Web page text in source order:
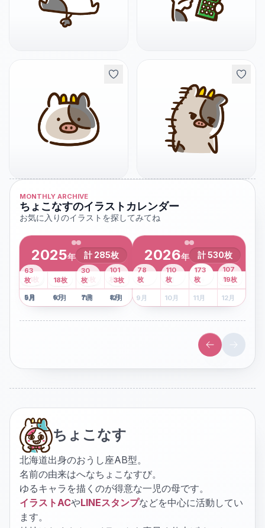
MONTHLY ARCHIVE
ちょこなすのイラストカレンダー
お気に入りのイラストを探してみてね
2025年 計 285枚
1月
2枚 2月 3月 4月
8枚
5月
41 枚
6月
13枚
7月
6枚
8月
101
枚
9月
63
枚
10月
18枚
11月
30
枚
12月
3枚
2026年 計530枚
1月 2月 3月
43
枚
4月
107
枚
5 月
78
枚
6月
110
枚
7月
173
枚
8月
19枚
9 月 10月 11月 12月
ちょこなす
北海道出身のおうし座AB型。
名前の由来はへなちょこなすび。
ゆるキャラを描くのが得意な一児の母です。
イラストACやLINEスタンプなどを中心に活動してい
ます。